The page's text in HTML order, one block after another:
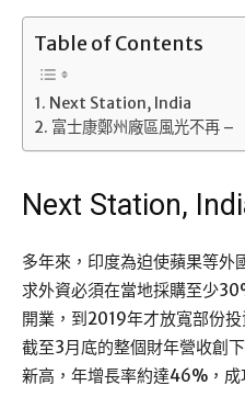
Table of Contents
Next Station, India
富士康鄭州廠區風光不再 –
Next Station,
多年來，印度為迫使蘋果等外
求外資必須在當地採購至少
開業，到2019年才放寬部份
截至3月底的整個財年營收創
新高，年增長率約達46%，成